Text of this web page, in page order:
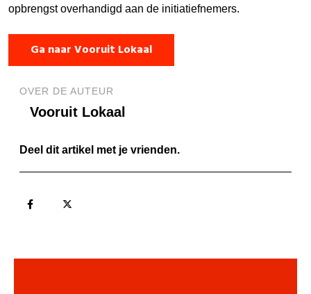
opbrengst overhandigd aan de initiatiefnemers.
Ga naar Vooruit Lokaal
OVER DE AUTEUR
Vooruit Lokaal
Deel dit artikel met je vrienden.